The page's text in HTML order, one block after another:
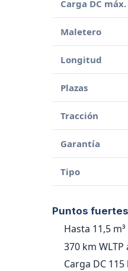
Carga DC máx.
Maletero
Longitud
Plazas
Tracción
Garantía
Tipo
Puntos
Hasta 11,5
370 km
Carga DC 115